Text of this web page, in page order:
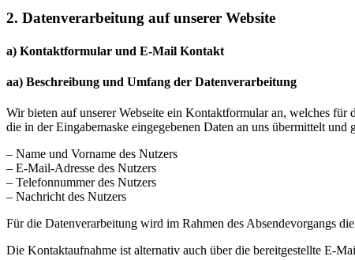
2. Datenverarbeitung auf unserer Website
a) Kontaktformular und E-Mail Kontakt
aa) Beschreibung und Umfang der Datenverarbeitung
Wir bieten auf unserer Webseite ein Kontaktformular an, welches
die in der Eingabemaske eingegebenen Daten an uns übermittelt und
– Name und Vorname des Nutzers
– E-Mail-Adresse des Nutzers
– Telefonnummer des Nutzers
– Nachricht des Nutzers
Für die Datenverarbeitung wird im Rahmen des Absendevorgangs
Die Kontaktaufnahme ist alternativ auch über die bereitgestellte E-